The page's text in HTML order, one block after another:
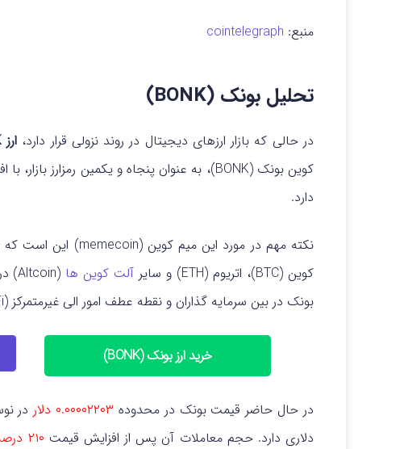
منبع: cointelegraph
تحلیل بونک (BONK)
در حالی که بازار ارزهای دیجیتال در روند نزولی قرار دارد، ارز BONK
دارد.
نکته مهم در مورد این میم کوین (memecoin) این است که رشد
کوین (BTC)، اتریوم (ETH) و سایر
آلت کوین ها (Altcoin) در حال ریزش بودند.
بونک در بین سرمایه گذاران و نقطه عطف امور الی غیرمتمرکز (DeFi) باید درشد قیمت آن نقشی داشته باشد.
خرید ارز بونک (BONK)
در حال حاضر قیمت بونک در محدوده ۰.۰۰۰۰۲۲۰۳ دلار
دلاری دارد.حجم معاملات آن پس از افزایش قیمت ۲۱۰ درصدی